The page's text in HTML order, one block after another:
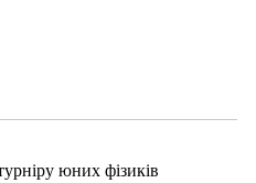
юних фізиків